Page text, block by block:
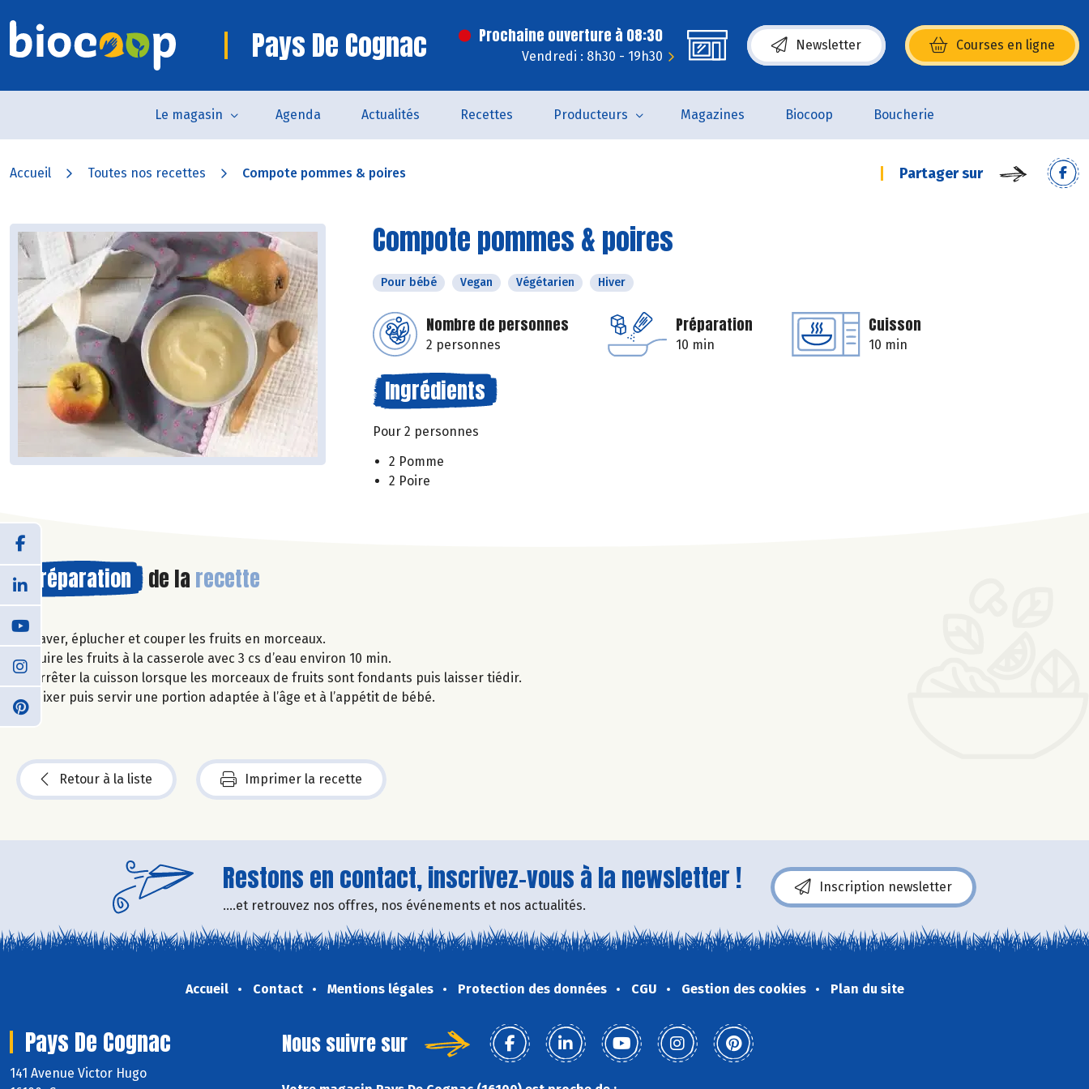
Pays De Cognac Prochaine ouverture à 08:30
Vendredi : 8h30 - 19h30
Newsletter Courses en ligne
(s’ouvre dans une nouvelle fenêtre)
Le magasin Agenda Actualités Recettes Producteurs Magazines Biocoop Boucherie
Accueil Toutes nos recettes Compote pommes & poires Partager sur
Compote pommes & poires
Pour bébé Vegan Végétarien Hiver
Nombre de personnes
2 personnes
Préparation
10 min
Cuisson
10 min
Ingrédients
Pour 2 personnes
2 Pomme
2 Poire
Préparation de la recette
Laver, éplucher et couper les fruits en morceaux.
Cuire les fruits à la casserole avec 3 cs d’eau environ 10 min.
Arrêter la cuisson lorsque les morceaux de fruits sont fondants puis laisser tiédir.
Mixer puis servir une portion adaptée à l’âge et à l’appétit de bébé.
Retour à la liste Imprimer la recette
Restons en contact, inscrivez-vous à la newsletter !
....et retrouvez nos offres, nos événements et nos actualités.
Inscription newsletter
Accueil Contact Mentions légales Protection des données CGU Gestion des cookies Plan du site
Pays De Cognac
141 Avenue Victor Hugo
Nous suivre sur